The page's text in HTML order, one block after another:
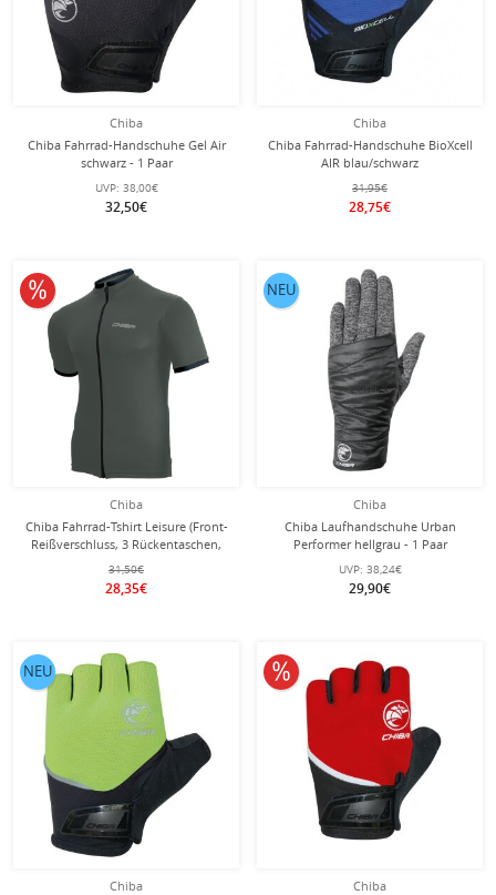
Chiba
Chiba Fahrrad-Handschuhe Gel Air
schwarz - 1 Paar
UVP: 38,00€
32,50€
Chiba
Chiba Fahrrad-Handschuhe BioXcell
AIR blau/schwarz
31,95€
28,75€
Chiba
Chiba Fahrrad-Tshirt Leisure (Front-
Reißverschluss, 3 Rückentaschen,
schnelltrocknend) dunkelgrau
Herren
31,50€
28,35€
10% reduziert
Chiba
Chiba Laufhandschuhe Urban
Performer hellgrau - 1 Paar
UVP: 38,24€
29,90€
NEU
Chiba
NEU
Chiba
10% reduziert